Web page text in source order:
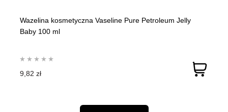
Wazelina kosmetyczna Vaseline Pure Petroleum Jelly
Baby 100 ml
9,82 zł